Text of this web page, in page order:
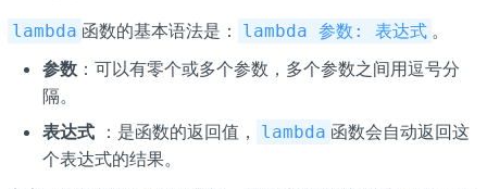
lambda 函数的基本语法是： lambda 参数: 表达式 。
参数：可以有零个或多个参数，多个参数之间用逗号分
隔。
表达式：是函数的返回值， lambda 函数会自动返回这
个表达式的结果。